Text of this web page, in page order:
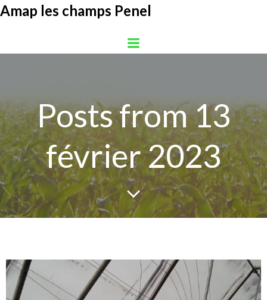
Aller
Amap les champs Penel
Posts from 13
février 2023